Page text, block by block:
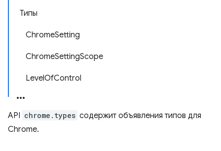
Типы
ChromeSetting
ChromeSettingScope
LevelOfControl
API chrome.types содержит объявления типов для
Chrome.